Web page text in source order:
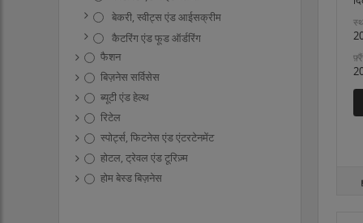
बेकरी, स्वीट्स एंड आईसक्रीम
कैटरिंग एंड फूड ऑर्डरिंग
फैशन
बिज़नेस सर्विसेस
ब्यूटी एंड हेल्थ
रिटेल
स्पोर्ट्स, फिटनेस एंड एंटरटेनमेंट
होटल, ट्रेवल एंड टूरिज़्म
होम बेस्ड बिज़नेस